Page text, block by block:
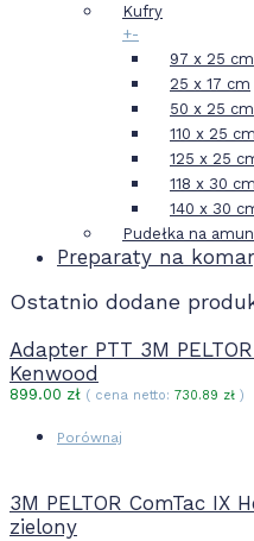
Kufry
+-
97 x 25 cm
25 x 17 cm
50 x 25 cm
110 x 25 cm
125 x 25
118 x 30 cm
140 x 30
Pudełka na
Preparaty na
Ostatnio dodane
Adapter PTT 3M
Kenwood
899.00 zł ( cena netto: 730.89 zł )
Porównaj
3M PELTOR ComTac IX
zielony